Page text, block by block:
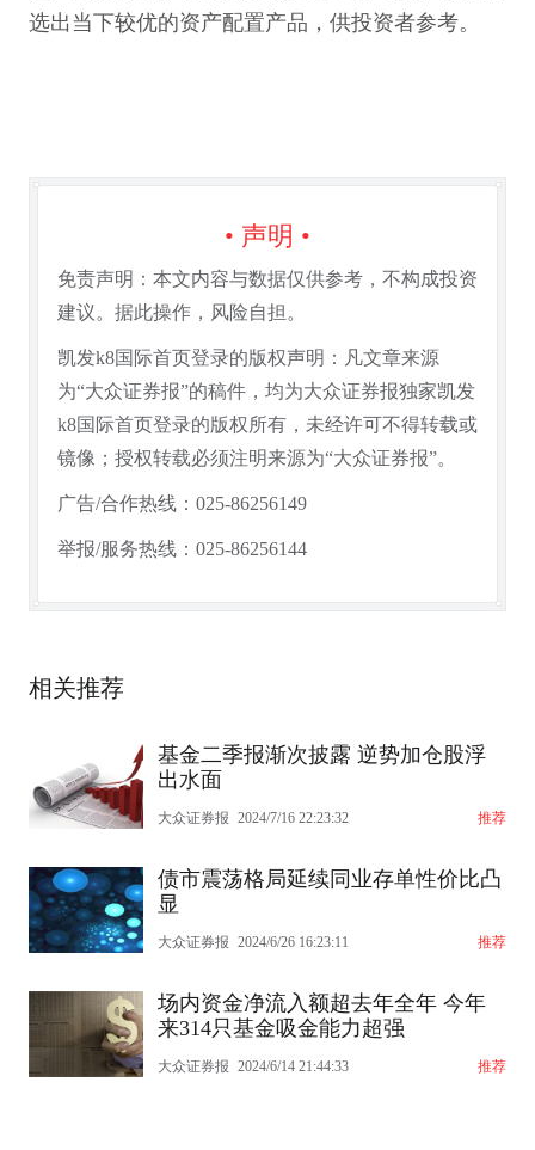
选出当下较优的资产配置产品，供投资者参考。
• 声明 •
免责声明：本文内容与数据仅供参考，不构成投资
建议。据此操作，风险自担。
凯发k8国际首页登录的版权声明：凡文章来源
为“大众证券报”的稿件，均为大众证券报独家凯发
k8国际首页登录的版权所有，未经许可不得转载或
镜像；授权转载必须注明来源为“大众证券报”。
广告/合作热线：025-86256149
举报/服务热线：025-86256144
相关推荐
基金二季报渐次披露 逆势加仓股浮
出水面
大众证券报 2024/7/16 22:23:32 推荐
债市震荡格局延续同业存单性价比凸
显
大众证券报 2024/6/26 16:23:11 推荐
场内资金净流入额超去年全年 今年
来314只基金吸金能力超强
大众证券报 2024/6/14 21:44:33 推荐